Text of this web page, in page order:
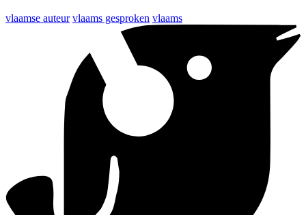
vlaamse auteur vlaams gesproken vlaams